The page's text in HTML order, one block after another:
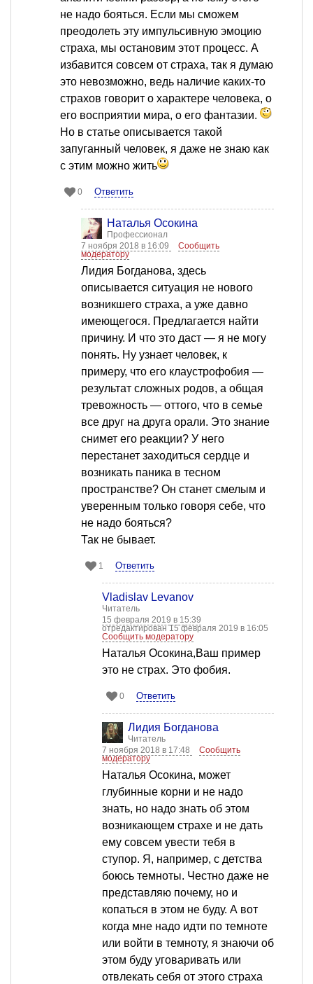
не надо бояться. Если мы сможем
преодолеть эту импульсивную эмоцию
страха, мы остановим этот процесс. А
избавится совсем от страха, так я думаю
это невозможно, ведь наличие каких-то
страхов говорит о характере человека, о
его восприятии мира, о его фантазии.
Но в статье описывается такой
запуганный человек, я даже не знаю как
с этим можно жить
0 Ответить
Наталья Осокина
Профессионал
7 ноября 2018 в 16:09
Сообщить
модератору
Лидия Богданова, здесь
описывается ситуация не нового
возникшего страха, а уже давно
имеющегося. Предлагается найти
причину. И что это даст — я не могу
понять. Ну узнает человек, к
примеру, что его клаустрофобия —
результат сложных родов, а общая
тревожность — оттого, что в семье
все друг на друга орали. Это знание
снимет его реакции? У него
перестанет заходиться сердце и
возникать паника в тесном
пространстве? Он станет смелым и
уверенным только говоря себе, что
не надо бояться?
Так не бывает.
1 Ответить
Vladislav Levanov
Читатель
15 февраля 2019 в 15:39
отредактирован 15 февраля 2019 в 16:05
Сообщить модератору
Наталья Осокина,Ваш пример
это не страх. Это фобия.
0 Ответить
Лидия Богданова
Читатель
7 ноября 2018 в 17:48
Сообщить
модератору
Наталья Осокина, может
глубинные корни и не надо
знать, но надо знать об этом
возникающем страхе и не дать
ему совсем увести тебя в
ступор. Я, например, с детства
боюсь темноты. Честно даже не
представляю почему, но и
копаться в этом не буду. А вот
когда мне надо идти по темноте
или войти в темноту, я знаючи об
этом буду уговаривать или
отвлекать себя от этого страха